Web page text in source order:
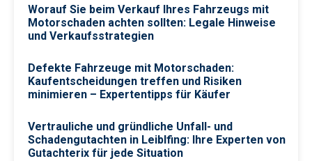
Worauf Sie beim Verkauf Ihres Fahrzeugs mit
Motorschaden achten sollten: Legale Hinweise
und Verkaufsstrategien
Defekte Fahrzeuge mit Motorschaden:
Kaufentscheidungen treffen und Risiken
minimieren – Expertentipps für Käufer
Vertrauliche und gründliche Unfall- und
Schadengutachten in Leiblfing: Ihre Experten von
Gutachterix für jede Situation